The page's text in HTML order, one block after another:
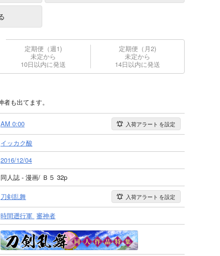
定期便（週1)
未定から
10日以内に発送
定期便（月2)
未定から
14日以内に発送
も出てます。
AM 0:00 入荷アラート を設定
イッカク酸
2016/12/04
同人誌 - 漫画/ Ｂ５ 32p
刀剣乱舞 入荷アラート を設定
時間遡行軍 審神者